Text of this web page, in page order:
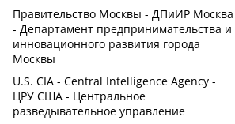
Правительство Москвы - ДПиИР Москва
- Департамент предпринимательства и
инновационного развития города
Москвы
U.S. CIA - Central Intelligence Agency -
ЦРУ США - Центральное
разведывательное управление